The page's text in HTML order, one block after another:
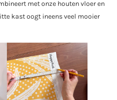
met onze houten vloer en
kast oogt ineens veel mooier